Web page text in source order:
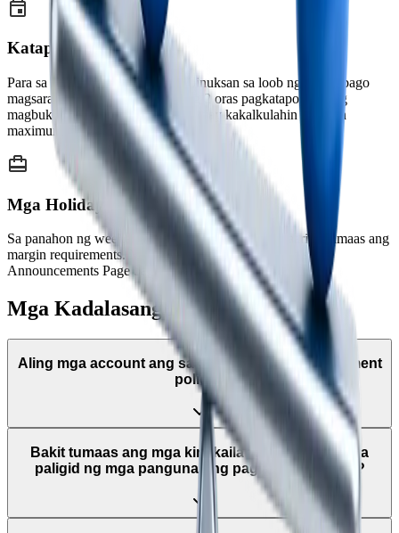
Katapusan ng Linggo
Para sa mga bagong position na binuksan sa loob ng 3 oras bago
magsara ang FX market hanggang 2 oras pagkatapos muling
magbukas, ang margin requirement ay kakalkulahin batay sa
maximum leverage na 200:1.
Mga Holiday
Sa panahon ng weekend at opisyal na holiday, maaaring tumaas ang
margin requirements. Magbibigay ng paunang abiso sa
Announcements Page bago ito ipatupad.
Mga Kadalasang Katanungan
Aling mga account ang sakop ng leverage adjustment
policy?
Bakit tumaas ang mga kinakailangan sa margin sa
paligid ng mga pangunahing paglabas ng balita?